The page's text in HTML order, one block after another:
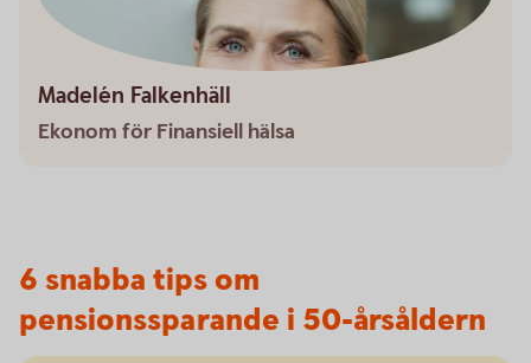
Madelén Falkenhäll
Ekonom för Finansiell hälsa
6 snabba tips om
pensionssparande i 50-årsåldern